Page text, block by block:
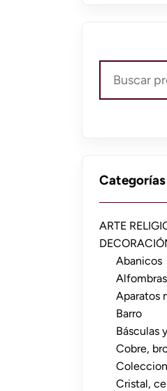
por:
ARTE
Abanicos
Alfombras
Aparatos
Barro
Básculas
Cobre,
Cristal,